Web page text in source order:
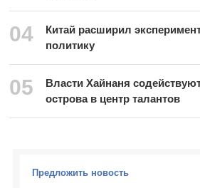
04
Китай расширил
политику
05
Власти Хайнаня
острова в центр талантов
Предложить новость